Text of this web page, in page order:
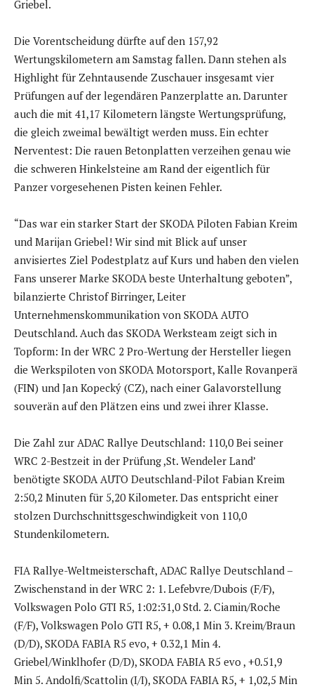
Griebel.
Die Vorentscheidung dürfte auf den 157,92
Wertungskilometern am Samstag fallen. Dann stehen als
Highlight für Zehntausende Zuschauer insgesamt vier
Prüfungen auf der legendären Panzerplatte an. Darunter
auch die mit 41,17 Kilometern längste Wertungsprüfung,
die gleich zweimal bewältigt werden muss. Ein echter
Nerventest: Die rauen Betonplatten verzeihen genau wie
die schweren Hinkelsteine am Rand der eigentlich für
Panzer vorgesehenen Pisten keinen Fehler.
“Das war ein starker Start der SKODA Piloten Fabian Kreim
und Marijan Griebel! Wir sind mit Blick auf unser
anvisiertes Ziel Podestplatz auf Kurs und haben den vielen
Fans unserer Marke SKODA beste Unterhaltung geboten”,
bilanzierte Christof Birringer, Leiter
Unternehmenskommunikation von SKODA AUTO
Deutschland. Auch das SKODA Werksteam zeigt sich in
Topform: In der WRC 2 Pro-Wertung der Hersteller liegen
die Werkspiloten von SKODA Motorsport, Kalle Rovanperä
(FIN) und Jan Kopecký (CZ), nach einer Galavorstellung
souverän auf den Plätzen eins und zwei ihrer Klasse.
Die Zahl zur ADAC Rallye Deutschland: 110,0 Bei seiner
WRC 2-Bestzeit in der Prüfung ,St. Wendeler Land’
benötigte SKODA AUTO Deutschland-Pilot Fabian Kreim
2:50,2 Minuten für 5,20 Kilometer. Das entspricht einer
stolzen Durchschnittsgeschwindigkeit von 110,0
Stundenkilometern.
FIA Rallye-Weltmeisterschaft, ADAC Rallye Deutschland –
Zwischenstand in der WRC 2: 1. Lefebvre/Dubois (F/F),
Volkswagen Polo GTI R5, 1:02:31,0 Std. 2. Ciamin/Roche
(F/F), Volkswagen Polo GTI R5, + 0.08,1 Min 3. Kreim/Braun
(D/D), SKODA FABIA R5 evo, + 0.32,1 Min 4.
Griebel/Winklhofer (D/D), SKODA FABIA R5 evo , +0.51,9
Min 5. Andolfi/Scattolin (I/I), SKODA FABIA R5, + 1,02,5 Min